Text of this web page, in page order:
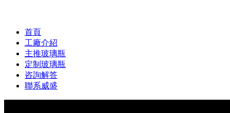
首頁
工廠介紹
主推玻璃瓶
定制玻璃瓶
咨詢解答
聯系威盛